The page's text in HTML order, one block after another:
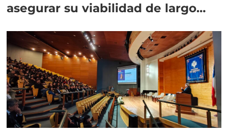
asegurar su viabilidad de largo